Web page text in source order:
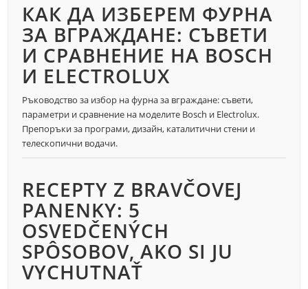
КАК ДА ИЗБЕРЕМ ФУРНА
ЗА ВГРАЖДАНЕ: СЪВЕТИ
И СРАВНЕНИЕ НА BOSCH
И ELECTROLUX
Ръководство за избор на фурна за вграждане: съвети,
параметри и сравнение на моделите Bosch и Electrolux.
Препоръки за програми, дизайн, каталитични стени и
телескопични водачи.
RECEPTY Z BRAVČOVEJ
PANENKY: 5
OSVEDČENÝCH
SPÔSOBOV, AKO SI JU
VYCHUTNAŤ